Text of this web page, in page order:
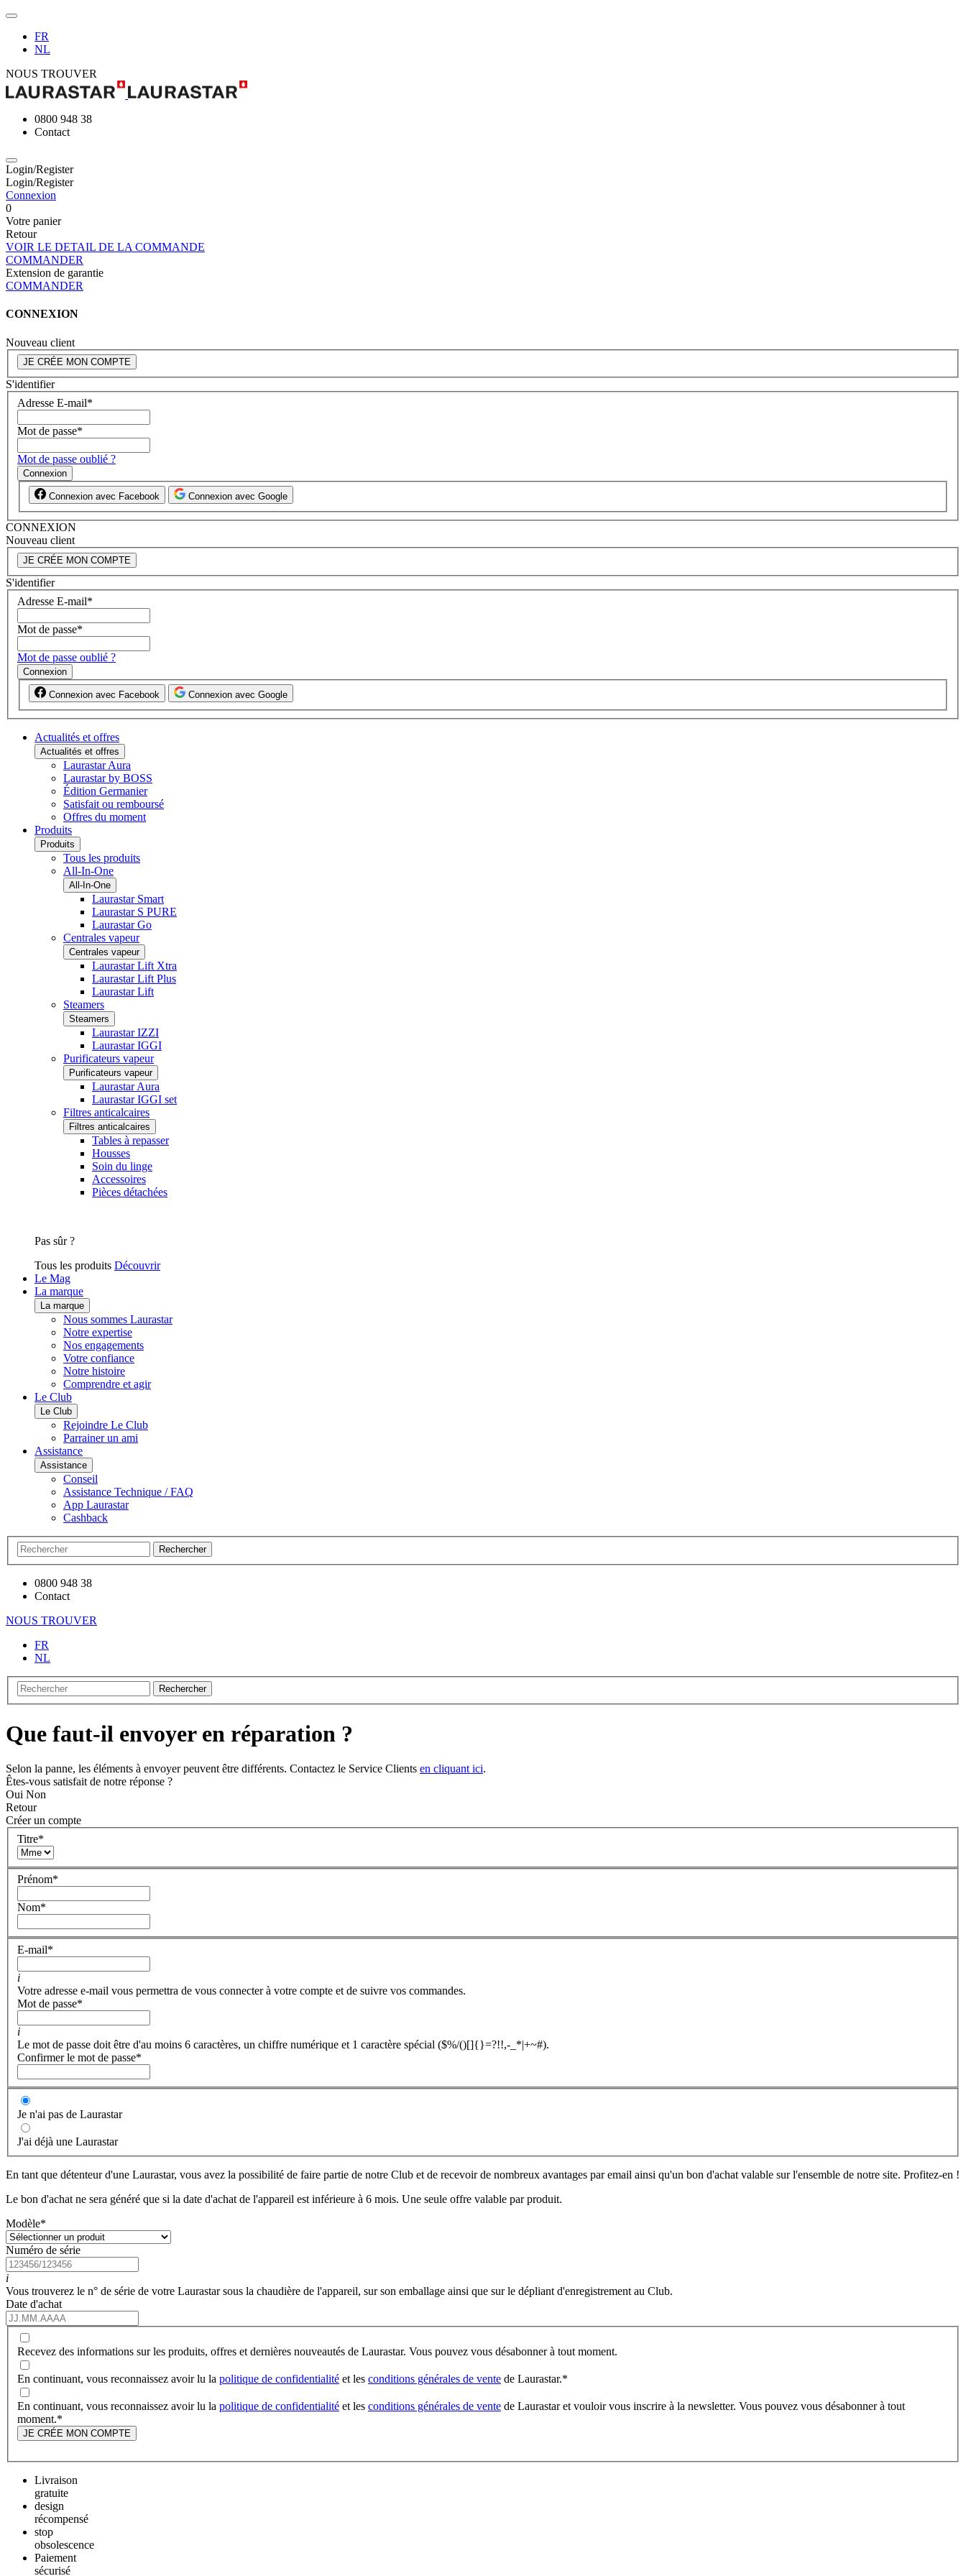
FR
NL
NOUS TROUVER
0800 948 38
Contact
Login/Register
Login/Register
Connexion
0
Votre panier
Retour
VOIR LE DETAIL DE LA COMMANDE
COMMANDER
Extension de garantie
COMMANDER
CONNEXION
Nouveau client
JE CRÉE MON COMPTE
S'identifier
Adresse E-mail*
Mot de passe*
Mot de passe oublié ?
Connexion
Connexion avec Facebook Connexion avec Google
CONNEXION
Nouveau client
JE CRÉE MON COMPTE
S'identifier
Adresse E-mail*
Mot de passe*
Mot de passe oublié ?
Connexion
Connexion avec Facebook Connexion avec Google
Actualités et offres
Actualités et offres
Laurastar Aura
Laurastar by BOSS
Édition Germanier
Satisfait ou remboursé
Offres du moment
Produits
Produits
Tous les produits
All-In-One
All-In-One
Laurastar Smart
Laurastar S PURE
Laurastar Go
Centrales vapeur
Centrales vapeur
Laurastar Lift Xtra
Laurastar Lift Plus
Laurastar Lift
Steamers
Steamers
Laurastar IZZI
Laurastar IGGI
Purificateurs vapeur
Purificateurs vapeur
Laurastar Aura
Laurastar IGGI set
Filtres anticalcaires
Filtres anticalcaires
Tables à repasser
Housses
Soin du linge
Accessoires
Pièces détachées
Pas sûr ?
Tous les produits Découvrir
Le Mag
La marque
La marque
Nous sommes Laurastar
Notre expertise
Nos engagements
Votre confiance
Notre histoire
Comprendre et agir
Le Club
Le Club
Rejoindre Le Club
Parrainer un ami
Assistance
Assistance
Conseil
Assistance Technique / FAQ
App Laurastar
Cashback
Rechercher
0800 948 38
Contact
NOUS TROUVER
FR
NL
Rechercher
Que faut-il envoyer en réparation ?
Selon la panne, les éléments à envoyer peuvent être différents. Contactez le Service Clients en cliquant ici.
Êtes-vous satisfait de notre réponse ?
Oui Non
Retour
Créer un compte
Titre*
Prénom*
Nom*
E-mail*
i
Votre adresse e-mail vous permettra de vous connecter à votre compte et de suivre vos commandes.
Mot de passe*
i
Le mot de passe doit être d'au moins 6 caractères, un chiffre numérique et 1 caractère spécial ($%/()[]{}=?!!,-_*|+~#).
Confirmer le mot de passe*
Je n'ai pas de Laurastar
J'ai déjà une Laurastar
En tant que détenteur d'une Laurastar, vous avez la possibilité de faire partie de notre Club et de recevoir de nombreux avantages par email ainsi qu'un bon d'achat valable sur l'ensemble de notre site. Profitez-en !
Le bon d'achat ne sera généré que si la date d'achat de l'appareil est inférieure à 6 mois. Une seule offre valable par produit.
Modèle*
Numéro de série
i
Vous trouverez le n° de série de votre Laurastar sous la chaudière de l'appareil, sur son emballage ainsi que sur le dépliant d'enregistrement au Club.
Date d'achat
Recevez des informations sur les produits, offres et dernières nouveautés de Laurastar. Vous pouvez vous désabonner à tout moment.
En continuant, vous reconnaissez avoir lu la politique de confidentialité et les conditions générales de vente de Laurastar.*
En continuant, vous reconnaissez avoir lu la politique de confidentialité et les conditions générales de vente de Laurastar et vouloir vous inscrire à la newsletter. Vous pouvez vous désabonner à tout
moment.*
JE CRÉE MON COMPTE
Livraison
gratuite
design
récompensé
stop
obsolescence
Paiement
sécurisé